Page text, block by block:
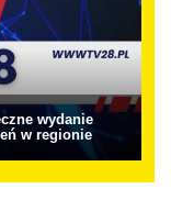
wydanie
w regionie